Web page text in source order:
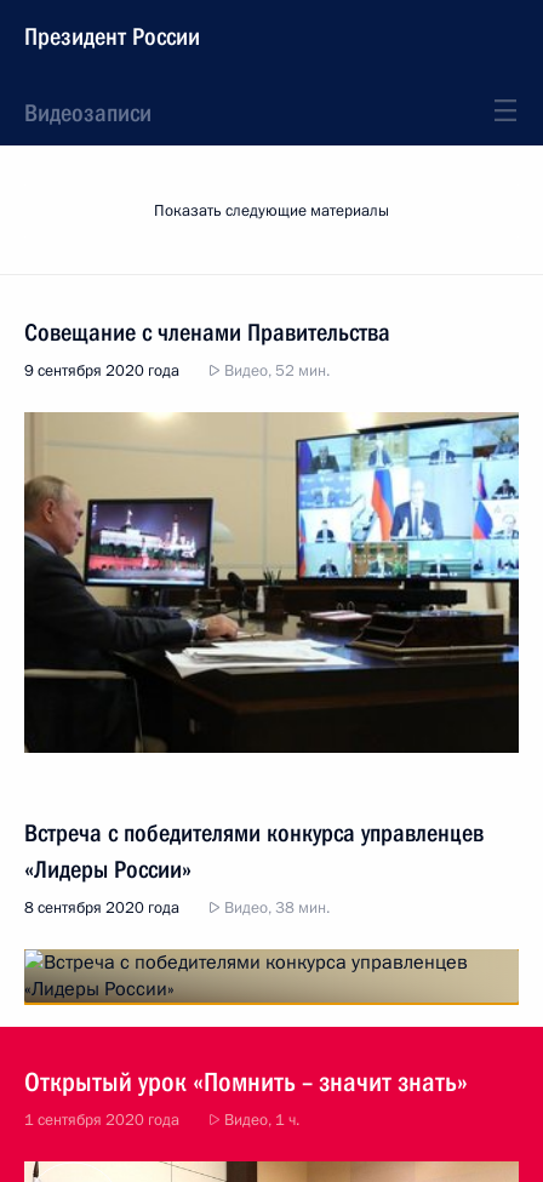
Президент России
Видеозаписи
Показать следующие материалы
Совещание с членами Правительства
9 сентября 2020 года Видео, 52 мин.
Встреча с победителями конкурса управленцев
«Лидеры России»
8 сентября 2020 года Видео, 38 мин.
Открытый урок «Помнить – значит знать»
1 сентября 2020 года Видео, 1 ч.